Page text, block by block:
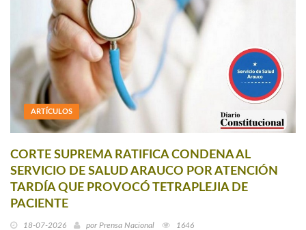
ARTÍCULOS
CORTE SUPREMA RATIFICA CONDENA AL
SERVICIO DE SALUD ARAUCO POR ATENCIÓN
TARDÍA QUE PROVOCÓ TETRAPLEJIA DE
PACIENTE
18-07-2026 por Prensa Nacional 1646